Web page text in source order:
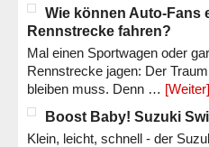
Wie können Auto-Fans
Rennstrecke fahren?
Mal einen Sportwagen oder
Rennstrecke jagen: Der
bleiben muss. Denn … [Weiter]
Boost Baby! Suzuki
Klein, leicht, schnell - der